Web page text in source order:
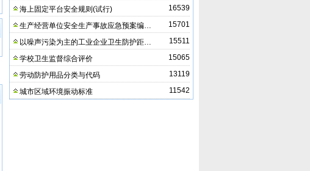
16539
海上固定平台安全规则(试行)
15701
生产经营单位安全生产事故应急预案编…
15511
以噪声污染为主的工业企业卫生防护距…
15065
学校卫生监督综合评价
13119
劳动防护用品分类与代码
11542
城市区域环境振动标准